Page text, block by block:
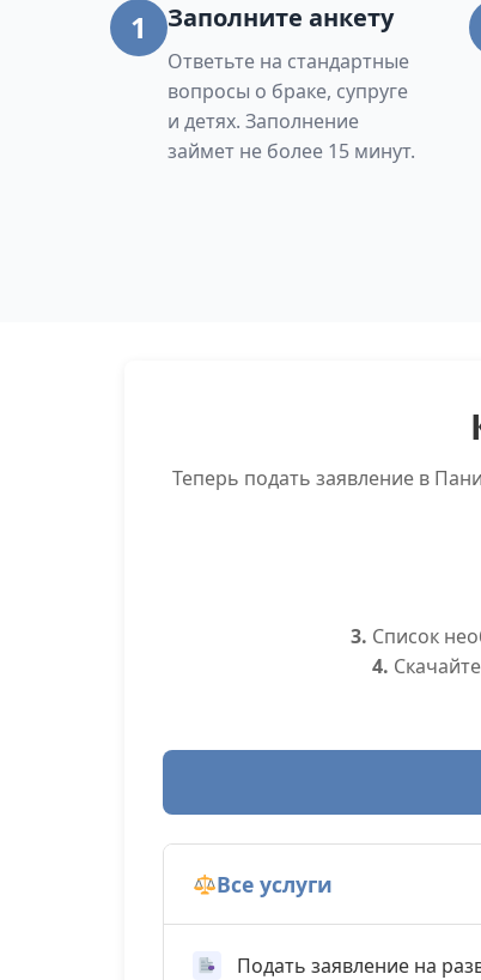
1 Заполните анкету
Ответьте на стандартные
вопросы о браке, супруге
и детях. Заполнение
займет не более 15 минут.
Теперь подать заявление в
3. Список
4.
Все услуги
Подать заявление на